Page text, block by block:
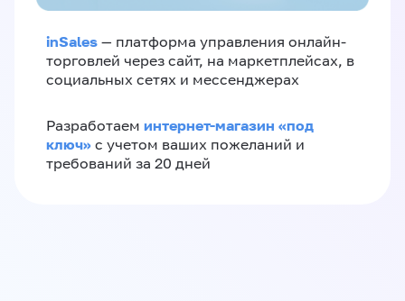
inSales — платформа управления онлайн-
торговлей через сайт, на маркетплейсах, в
социальных сетях и мессенджерах
Разработаем интернет-магазин «‎под
ключ»‎ с учетом ваших пожеланий и
требований за 20 дней